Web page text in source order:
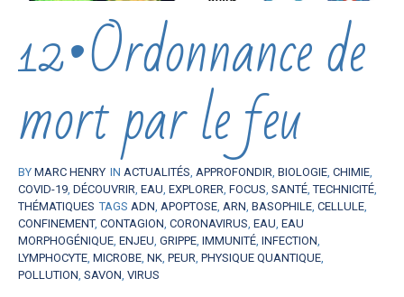
12•Ordonnance de
mort par le feu
BY MARC HENRY IN ACTUALITÉS, APPROFONDIR, BIOLOGIE, CHIMIE,
COVID-19, DÉCOUVRIR, EAU, EXPLORER, FOCUS, SANTÉ,TECHNICITÉ,
THÉMATIQUES TAGS ADN, APOPTOSE, ARN, BASOPHILE, CELLULE,
CONFINEMENT, CONTAGION, CORONAVIRUS, EAU, EAU
MORPHOGÉNIQUE, ENJEU, GRIPPE, IMMUNITÉ, INFECTION,
LYMPHOCYTE, MICROBE, NK, PEUR, PHYSIQUE QUANTIQUE,
POLLUTION, SAVON, VIRUS